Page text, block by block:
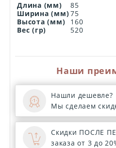
Длина (мм)
85
Ширина (мм)75
Высота (мм)
160
Вес (гр)
520
Наши
Нашли дешевле?
Мы сделаем
Скидки ПОСЛЕ
заказа от 3 до